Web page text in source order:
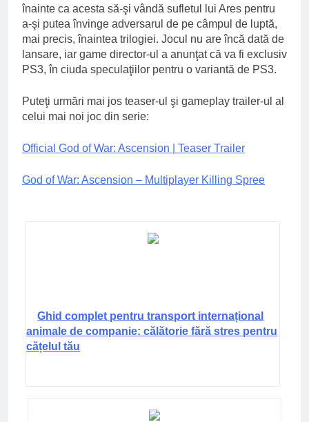
înainte ca acesta să-şi vândă sufletul lui Ares pentru
a-şi putea învinge adversarul de pe câmpul de luptă,
mai precis, înaintea trilogiei. Jocul nu are încă dată de
lansare, iar game director-ul a anunţat că va fi exclusiv
PS3, în ciuda speculaţiilor pentru o variantă de PS3.
Puteţi urmări mai jos teaser-ul şi gameplay trailer-ul al
celui mai noi joc din serie:
Official God of War: Ascension | Teaser Trailer
God of War: Ascension – Multiplayer Killing Spree
Ghid complet pentru transport internațional
animale de companie: călătorie fără stres pentru
cățelul tău